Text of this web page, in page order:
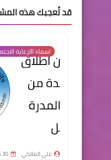
قد تُعجبك هذه
اسماء االرعاية
علي المالكي 30 سبتمبر 2024